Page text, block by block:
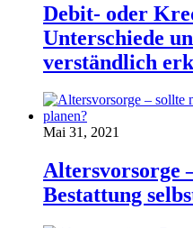
Debit- oder
Unterschiede
verständlich
Mai 31, 2021
Altersvorsorge
Bestattung